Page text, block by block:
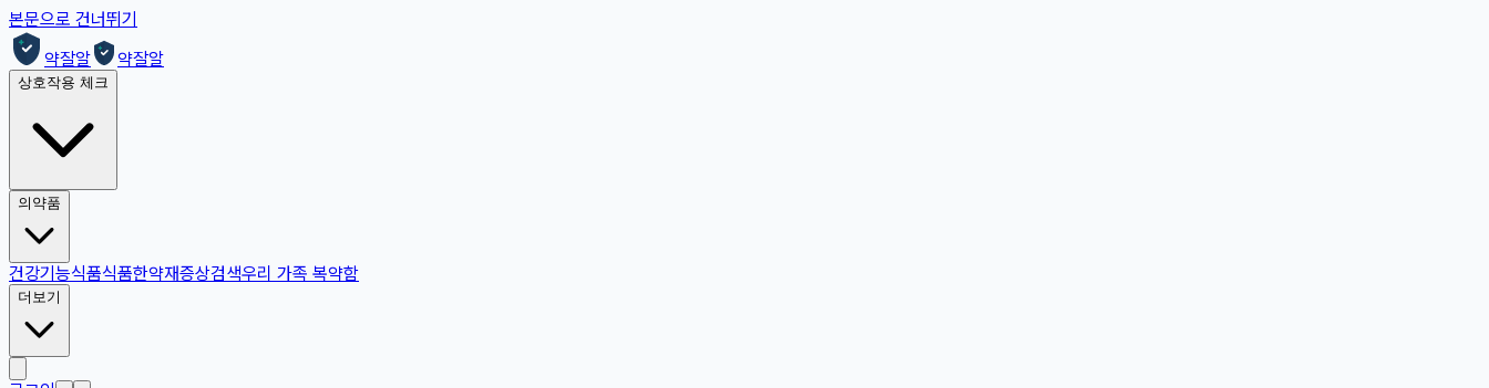
본문으로 건너뛰기
약잘알
약잘알
상호작용 체크
의약품
건강기능식품식품한약재증상검색우리 가족 복약함
더보기